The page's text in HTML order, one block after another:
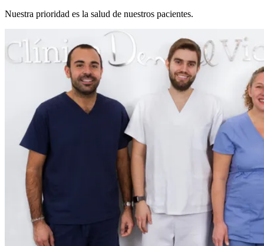
Nuestra prioridad es la salud de nuestros pacientes.